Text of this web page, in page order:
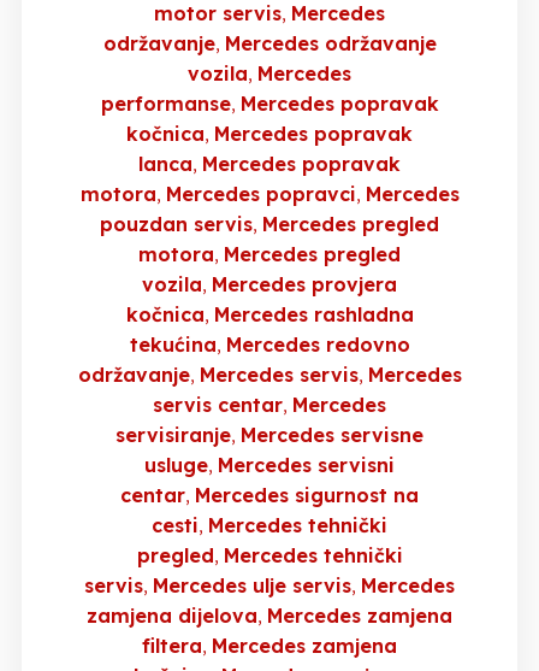
motor servis Mercedes
održavanje Mercedes održavanje
vozila Mercedes
performanse Mercedes popravak
kočnica Mercedes popravak
lanca Mercedes popravak
motora Mercedes popravci Mercedes
pouzdan servis Mercedes pregled
motora Mercedes pregled
vozila Mercedes provjera
kočnica Mercedes rashladna
tekućina Mercedes redovno
održavanje Mercedes servis Mercedes
servis centar Mercedes
servisiranje Mercedes servisne
usluge Mercedes servisni
centar Mercedes sigurnost na
cesti Mercedes tehnički
pregled Mercedes tehnički
servis Mercedes ulje servis Mercedes
zamjena dijelova Mercedes zamjena
filtera Mercedes zamjena